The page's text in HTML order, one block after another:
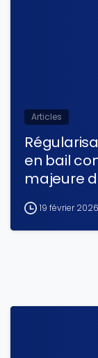
Articles
en bail
majeure
19 février 2026